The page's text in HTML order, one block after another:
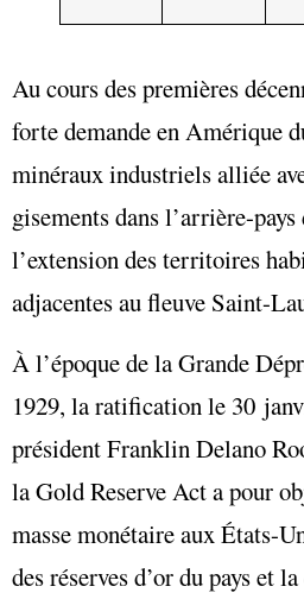
Au cours des premières
forte demande en Amérique
minéraux industriels alliée
gisements dans l’arrière-
l’extension des territoires
adjacentes au fleuve Saint-
À l’époque de la Grande
1929, la ratification le 30
président Franklin Delano
la Gold Reserve Act a pour
masse monétaire aux États-
des réserves d’or du pays et